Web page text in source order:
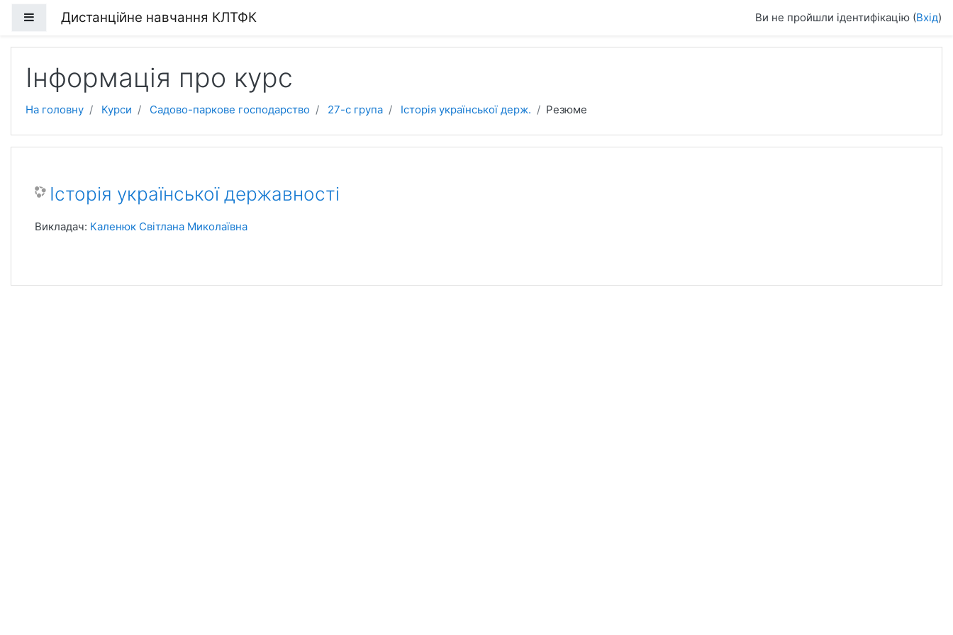
Бокова панель
Дистанційне навчання КЛТФК Ви не пройшли ідентифікацію (Вхід)
Інформація про курс
На головну Курси Садово-паркове господарство 27-с група Історія української держ. Резюме
Історія української державності
Викладач: Каленюк Світлана Миколаївна